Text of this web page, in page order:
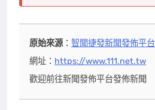
原始來源：智聞捷發新聞發佈平台
網址： https://www.111.net.tw
歡迎前往新聞發佈平台發佈新聞